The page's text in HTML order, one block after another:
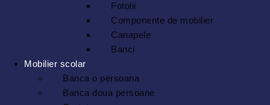
Fotolii
Componente de mobilier
Canapele
Banci
Mobilier scolar
Banca o persoana
Banca doua persoane